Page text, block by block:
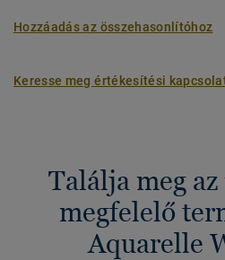
Hozzáadás az összehasonlítóhoz
Keresse meg értékesítési
Találja meg
megfelelő
Aquarelle